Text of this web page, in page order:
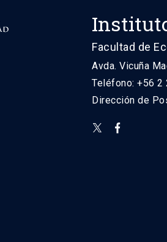
Facultad de
Avda. Vicuña
Teléfono: +56 2
Dirección de